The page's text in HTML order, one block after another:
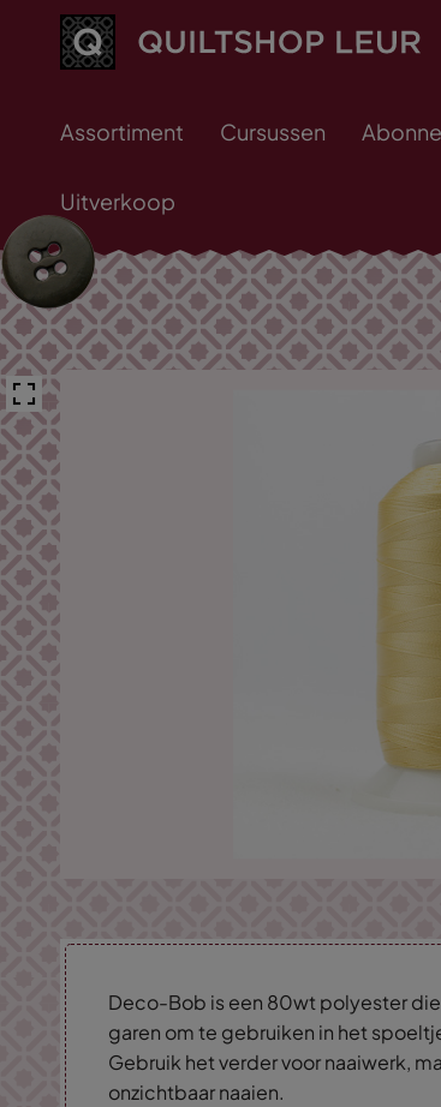
Assortiment Cursussen
Uitverkoop
Deco-Bob is een 80wt polyester
garen om te gebruiken in het
Gebruik het verder voor naaiwerk,
onzichtbaar naaien.